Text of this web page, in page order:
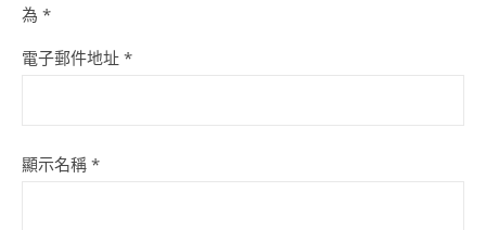
為 *
電子郵件地址 *
顯示名稱 *